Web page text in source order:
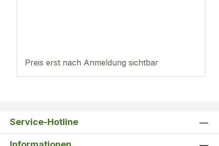
Preis erst nach Anmeldung sichtbar
Service-Hotline